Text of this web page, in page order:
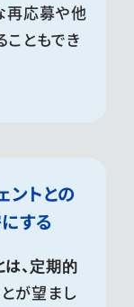
再応募や他
ともでき
ントとの
する
、定期的
が望まし